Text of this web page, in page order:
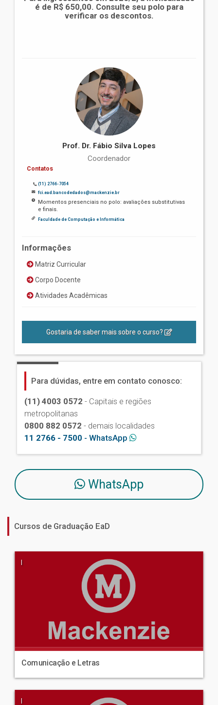
é de R$ 650,00. Consulte seu polo para
verificar os descontos.
Prof. Dr. Fábio Silva Lopes
Coordenador
Contatos
(11) 2766-7054
fci.ead.bancodedados@mackenzie.br
Momentos presenciais no polo: avaliações substitutivas
e finais.
Faculdade de Computação e Informática
Informações
Matriz Curricular
Corpo Docente
Atividades Acadêmicas
Gostaria de saber mais sobre o curso?
Para dúvidas, entre em contato conosco:
(11) 4003 0572 - Capitais e regiões
metropolitanas
0800 882 0572 - demais localidades
11 2766 - 7500 - WhatsApp
WhatsApp
Cursos de Graduação EaD
|
Comunicação e Letras
|